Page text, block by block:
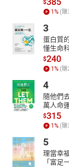
$
1% (賺
3
蛋白質
懂生命
$240
1% (賺
4
隨他們
萬人命
書】
$315
1% (賺
5
理當幸
「富足